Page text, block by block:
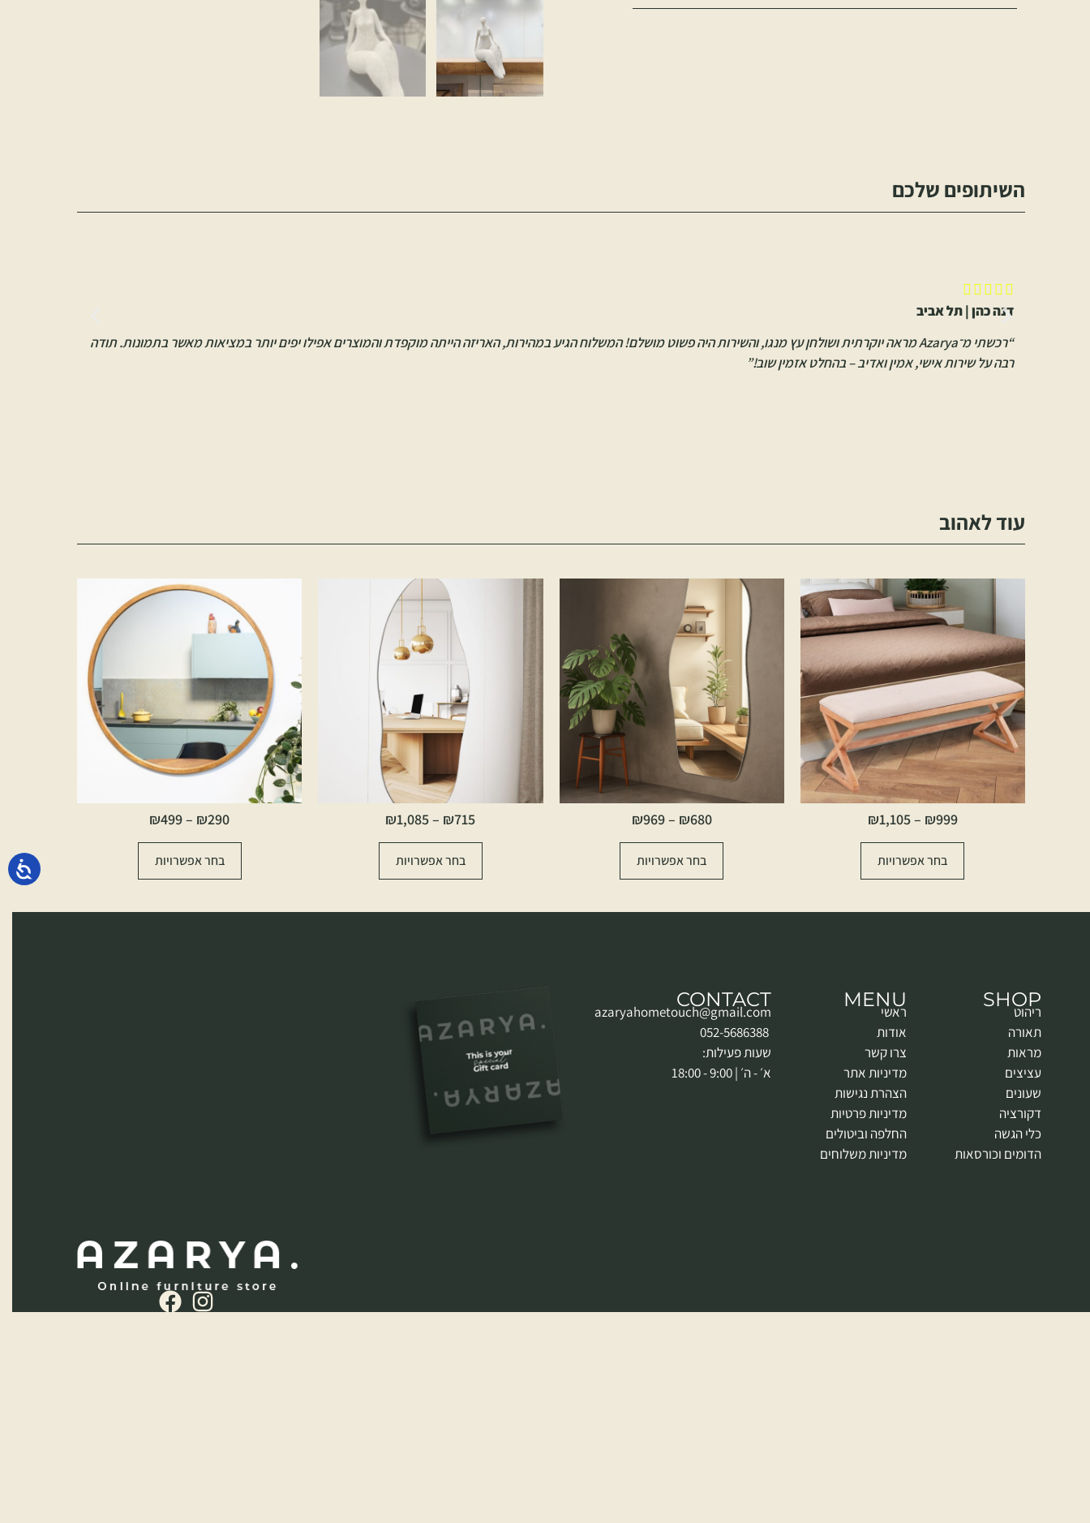
השיתופים שלכם





דנה כהן | תל אביב
“רכשתי מ־Azarya מראה יוקרתית ושולחן עץ מנגו, והשירות היה פשוט מושלם! המשלוח הגיע במהירות, האריזה הייתה מוקפדת והמוצרים אפילו יפים יותר במציאות מאשר בתמונות. תודה
רבה על שירות אישי, אמין ואדיב – בהחלט אזמין שוב!”
עוד לאהוב
₪999
–
₪1,105
בחר אפשרויות
₪680
–
₪969
בחר אפשרויות
₪715
–
₪1,085
בחר אפשרויות
₪290
–
₪499
בחר אפשרויות
SHOP
ריהוט
תאורה
מראות
עציצים
שעונים
דקורציה
כלי הגשה
הדומים וכורסאות
MENU
ראשי
אודות
צרו קשר
מדיניות אתר
הצהרת נגישות
מדיניות פרטיות
החלפה וביטולים
מדיניות משלוחים
CONTACT
azaryahometouch@gmail.com
שעות פעילות:
א׳ - ה׳ | 9:00 - 18:00